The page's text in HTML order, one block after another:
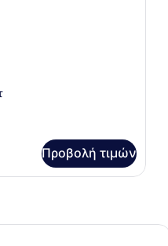
Προβολή τιμών
Resort by Hilton Hotel